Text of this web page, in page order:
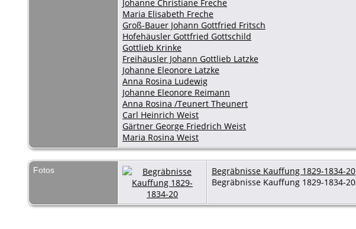
Johanne Christiane Freche
Maria Elisabeth Freche
Groß-Bauer Johann Gottfried Fritsch
Hofehäusler Gottfried Gottschild
Gottlieb Krinke
Freihäusler Johann Gottlieb Latzke
Johanne Eleonore Latzke
Anna Rosina Ludewig
Johanne Eleonore Reimann
Anna Rosina /Teunert Theunert
Carl Heinrich Weist
Gärtner George Friedrich Weist
Maria Rosina Weist
Fotos
Begräbnisse Kauffung 1829-1834-20
Begräbnisse Kauffung 1829-1834-20